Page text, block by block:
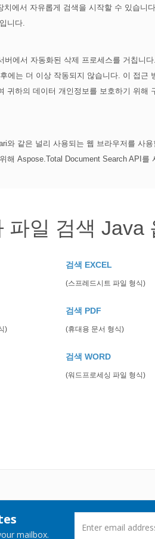
에서 자유롭게 검색을 시작할 수 있습니
니다.
에서 자동화된 삭제 프로세스를 거칩니다.
에는 더 이상 작동되지 않습니다. 이 접근
귀하의 데이터 개인정보를 보호하기 위해
와 같은 널리 사용되는 웹 브라우저를 사용
해 Aspose.Total Document Search API를
파일 검색 Java
검색 EXCEL
(스프레드시트 파일 형식)
)
검색 PDF
(휴대용 문서 형식)
검색 WORD
(워드프로세싱 파일 형식)
mailbox.